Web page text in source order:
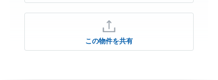
この物件を共有